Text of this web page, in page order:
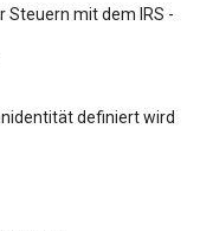
Steuern mit dem IRS -
definiert wird